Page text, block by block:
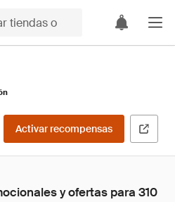
Activar recompensas
y ofertas para 310